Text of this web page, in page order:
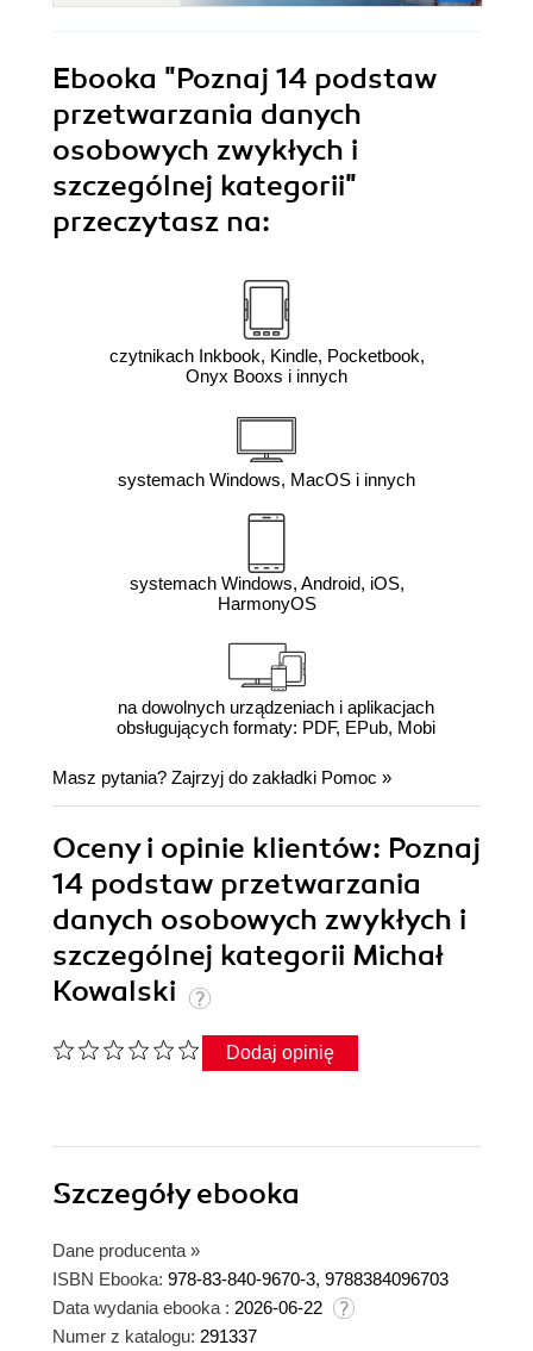
Ebooka "Poznaj 14 podstaw
przetwarzania danych
osobowych zwykłych i
szczególnej kategorii"
przeczytasz na:
czytnikach Inkbook, Kindle, Pocketbook,
Onyx Booxs i innych
systemach Windows, MacOS i innych
systemach Windows, Android, iOS,
HarmonyOS
na dowolnych urządzeniach i aplikacjach
obsługujących formaty: PDF, EPub, Mobi
Masz pytania? Zajrzyj do zakładki Pomoc »
Oceny i opinie klientów: Poznaj
14 podstaw przetwarzania
danych osobowych zwykłych i
szczególnej kategorii Michał
Kowalski
Dodaj opinię
Szczegółyebooka
Dane producenta »
ISBN Ebooka: 978-83-840-9670-3, 9788384096703
Data wydania ebooka : 2026-06-22
Numer z katalogu: 291337